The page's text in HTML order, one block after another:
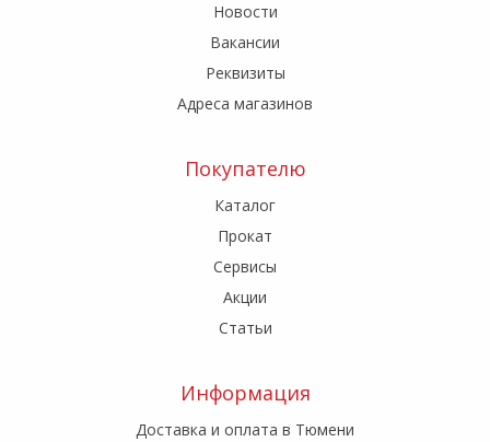
Новости
Вакансии
Реквизиты
Адреса магазинов
Покупателю
Каталог
Прокат
Сервисы
Акции
Статьи
Информация
Доставка и оплата в Тюмени